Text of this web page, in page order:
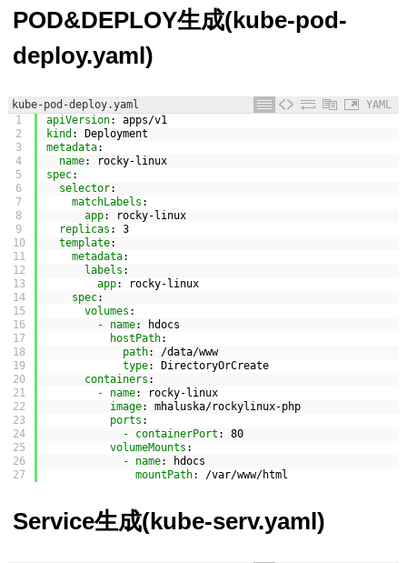
POD&DEPLOY生成(kube-pod-
deploy.yaml)
kube-pod-deploy.yaml
YAML
1
2
3
4
5
6
7
8
9
10
11
12
13
14
15
16
17
18
19
20
21
22
23
24
25
26
27
apiVersion: apps/v1
kind : Deployment
metadata:
name: rocky-linux
spec:
selector:
matchLabels :
app: rocky-linux
replicas : 3
template:
metadata:
labels :
app: rocky-linux
spec:
volumes :
- name: hdocs
hostPath:
path: /data/www
type: DirectoryOrCreate
containers :
- name: rocky-linux
image: mhaluska/rockylinux-php
ports :
- containerPort : 80
volumeMounts :
- name: hdocs
mountPath: /var/www/html
Service生成(kube-serv.yaml)